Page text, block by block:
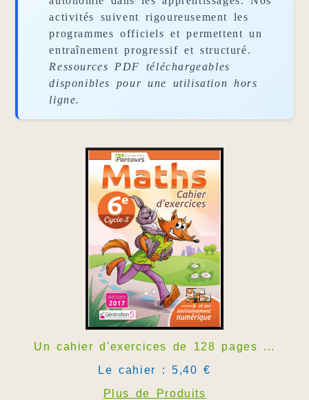
activités suivent rigoureusement les
programmes officiels et permettent un
entraînement progressif et structuré.
Ressources PDF téléchargeables
disponibles pour une utilisation hors
ligne.
Un cahier d'exercices de 128 pages ...
Le cahier : 5,40 €
Plus de Produits